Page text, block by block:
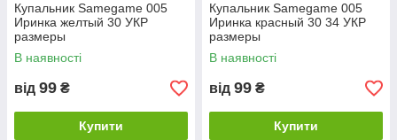
Купальник Samegame 005
Иринка желтый 30 УКР
размеры
В наявності
від 99 ₴
Купити
Купальник Samegame 005
Иринка красный 30 34 УКР
размеры
В наявності
від 99 ₴
Купити